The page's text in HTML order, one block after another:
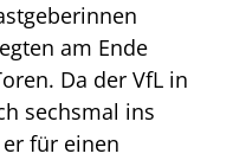
am Ende
Da der VfL in
sechsmal ins
für einen